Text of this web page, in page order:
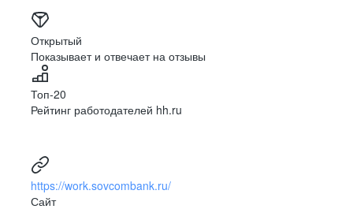
Открытый
Показывает и отвечает на отзывы
Топ-20
Рейтинг работодателей hh.ru
https://work.sovcombank.ru/
Сайт